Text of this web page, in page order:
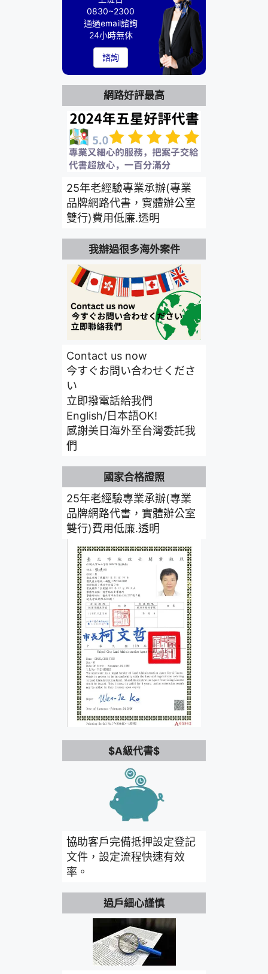
0830~2300
通過email諮詢
24小時無休
諮詢
網路好評最高
25年老經驗專業承辦(專業
品牌網路代書，實體辦公室
雙行)費用低廉.透明
我辦過很多海外案件
Contact us now
今すぐお問い合わせくださ
い
立即撥電話給我們
English/日本語OK!
感謝美日海外至台灣委託我
們
國家合格證照
25年老經驗專業承辦(專業
品牌網路代書，實體辦公室
雙行)費用低廉.透明
$A級代書$
協助客戶完備抵押設定登記
文件，設定流程快速有效
率。
過戶細心謹慎